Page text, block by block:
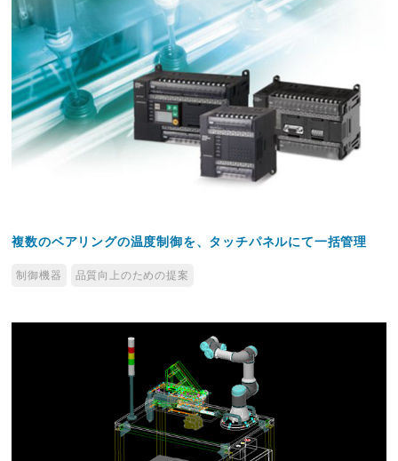
複数のベアリングの温度制御を、タッチパネルにて一括管理
制御機器 品質向上のための提案